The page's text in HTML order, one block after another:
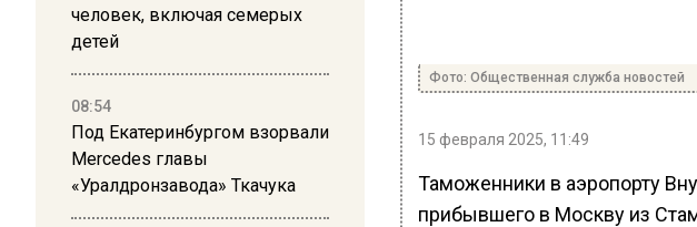
человек, включая семерых
детей
08:54
Под Екатеринбургом взорвали
Mercedes главы
«Уралдронзавода» Ткачука
Фото: Общественная служба новостей
15 февраля 2025, 11:49
Таможенники в аэропорту
прибывшего в Москву из